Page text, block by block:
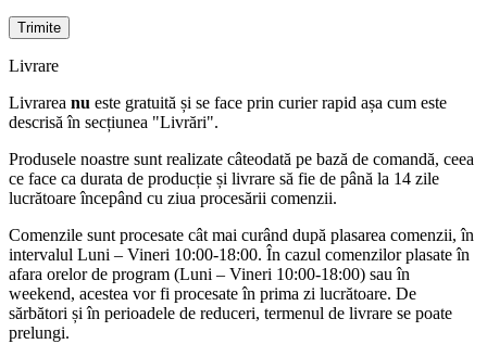
Livrare
Livrarea nu este gratuită și se face prin curier rapid așa cum este
descrisă în secțiunea "Livrări".
Produsele noastre sunt realizate câteodată pe bază de comandă, ceea
ce face ca durata de producție și livrare să fie de până la 14 zile
lucrătoare începând cu ziua procesării comenzii.
Comenzile sunt procesate cât mai curând după plasarea comenzii, în
intervalul Luni – Vineri 10:00-18:00. În cazul comenzilor plasate în
afara orelor de program (Luni – Vineri 10:00-18:00) sau în
weekend, acestea vor fi procesate în prima zi lucrătoare. De
sărbători și în perioadele de reduceri, termenul de livrare se poate
prelungi.